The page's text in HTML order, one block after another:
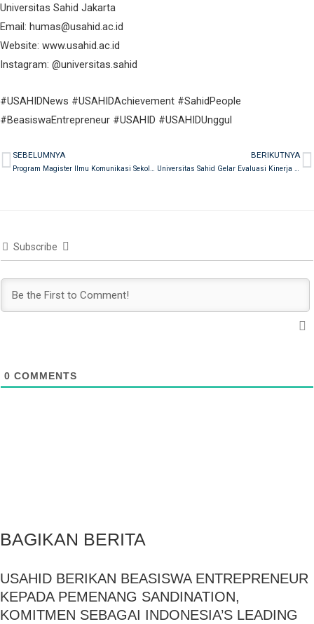
Universitas Sahid Jakarta
Email: humas@usahid.ac.id
Website: www.usahid.ac.id
Instagram: @universitas.sahid
#USAHIDNews #USAHIDAchievement #SahidPeople
#BeasiswaEntrepreneur #USAHID #USAHIDUnggul
Prev
SEBELUMNYA BERIKUTNYA
Subscribe
0 COMMENTS
BAGIKAN BERITA
USAHID BERIKAN BEASISWA ENTREPRENEUR
KEPADA PEMENANG SANDINATION,
KOMITMEN SEBAGAI INDONESIA’S LEADING